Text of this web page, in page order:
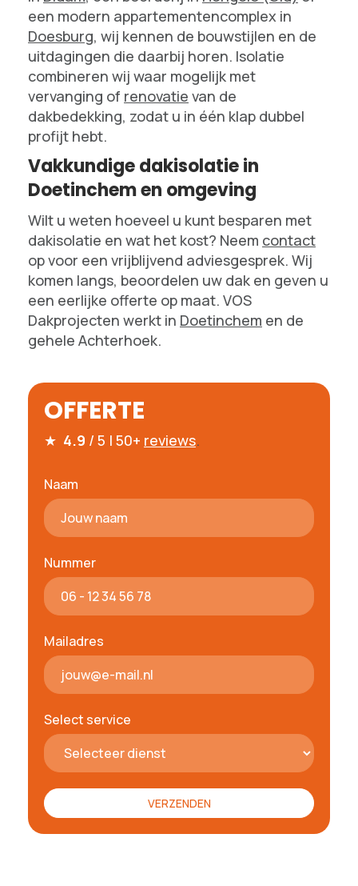
een modern appartementencomplex in
Doesburg, wij kennen de bouwstijlen en de
uitdagingen die daarbij horen. Isolatie
combineren wij waar mogelijk met
vervanging of renovatie van de
dakbedekking, zodat u in één klap dubbel
profijt hebt.
Vakkundige dakisolatie in
Doetinchem en omgeving
Wilt u weten hoeveel u kunt besparen met
dakisolatie en wat het kost? Neem contact
op voor een vrijblijvend adviesgesprek. Wij
komen langs, beoordelen uw dak en geven u
een eerlijke offerte op maat. VOS
Dakprojecten werkt in Doetinchem en de
gehele Achterhoek.
OFFERTE
★ 4.9 / 5 | 50+ reviews.
Naam
Nummer
Mailadres
Select service